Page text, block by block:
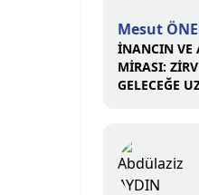
Mesut
İNANCIN VE
MİRASI:
GELECEĞE